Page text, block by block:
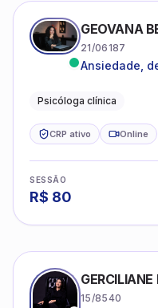
GEOVANA
21/06187
Ansiedade,
Psicóloga clínica
CRP ativo Online
SESSÃO
R$ 80
15/8540